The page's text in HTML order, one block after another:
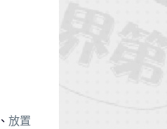
、 放置